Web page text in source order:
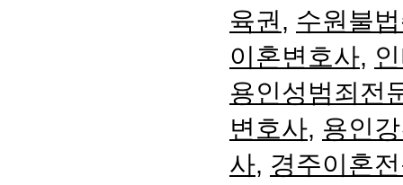
육권 , 수원불
이혼변호사,
용인성범죄전
변호사, 용인
사, 경주이혼